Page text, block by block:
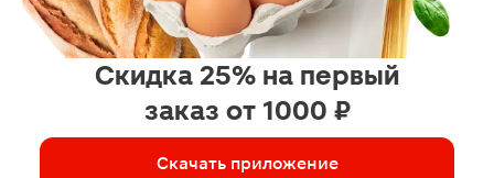
Скидка 25% на первый
заказ от 1000 ₽
Скачать приложение